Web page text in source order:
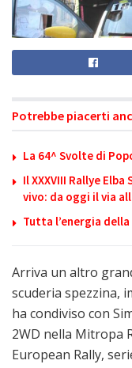
Potrebbe piacerti
La 64^ Svolte di
Il XXXVIII Rallye
vivo: da oggi il via
Tutta l’energia
Arriva un altro
scuderia spezzina,
ha condiviso con
2WD nella Mitropa
European Rally,